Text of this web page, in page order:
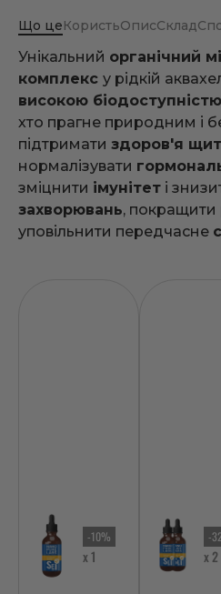
Що цеКористьОписСклад
Унікальний органічний
комплекс у рідкій
високою біодоступністю
хто прагне природним і
підтримати здоров'я
нормалізувати
зміцнити імунітет і
захворювань, покращити
уповільнити передчасне
-10%
x 1
-
x 2